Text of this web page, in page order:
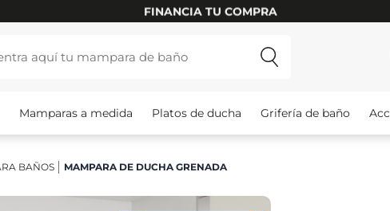
FINANCIA TU COMPRA
Mamparas a medida Platos de ducha Grifería de baño
BAÑOS MAMPARA DE DUCHA GRENADA